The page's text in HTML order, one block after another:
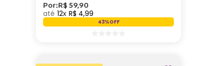
Por:R$ 59,90
12 R$ 4,99
43%OFF